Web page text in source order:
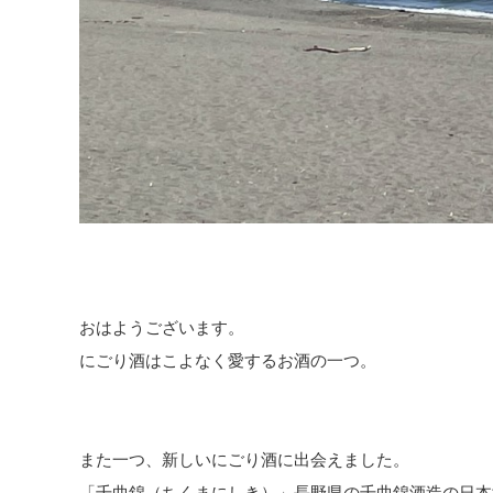
おはようございます。
にごり酒はこよなく愛するお酒の一つ。
また一つ、新しいにごり酒に出会えました。